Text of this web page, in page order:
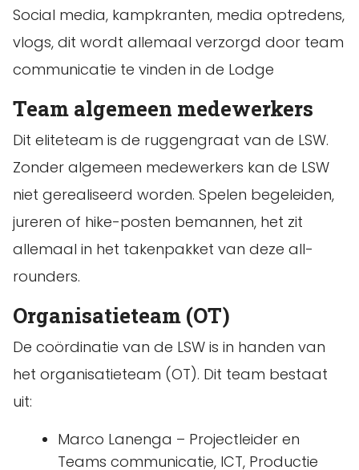
Social media, kampkranten, media optredens,
vlogs, dit wordt allemaal verzorgd door team
communicatie te vinden in de Lodge
Team algemeen medewerkers
Dit eliteteam is de ruggengraat van de LSW.
Zonder algemeen medewerkers kan de LSW
niet gerealiseerd worden. Spelen begeleiden,
jureren of hike-posten bemannen, het zit
allemaal in het takenpakket van deze all-
rounders.
Organisatieteam (OT)
De coördinatie van de LSW is in handen van
het organisatieteam (OT). Dit team bestaat
uit:
Marco Lanenga – Projectleider en
Teams communicatie, ICT, Productie